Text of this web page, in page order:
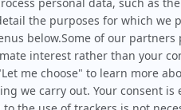
de cliente
como grandes
menudo complejo,